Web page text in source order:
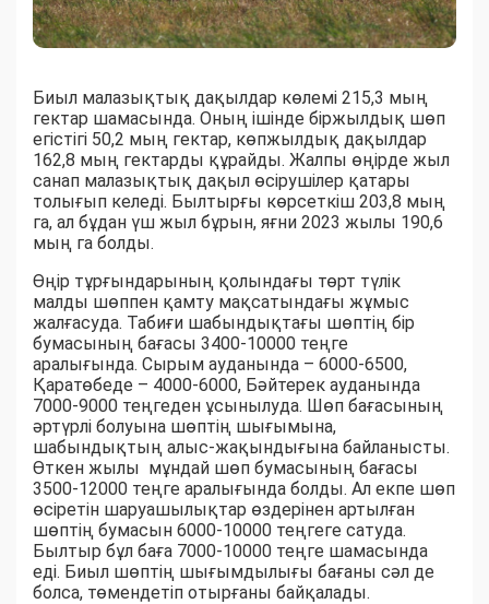
Биыл малазықтық дақылдар көлемі 215,3 мың
гектар шамасында. Оның ішінде біржылдық шөп
егістігі 50,2 мың гектар, көпжылдық дақылдар
162,8 мың гектарды құрайды. Жалпы өңірде жыл
санап малазықтық дақыл өсірушілер қатары
толығып келеді. Былтырғы көрсеткіш 203,8 мың
га, ал бұдан үш жыл бұрын, яғни 2023 жылы 190,6
мың га болды.
Өңір тұрғындарының қолындағы төрт түлік
малды шөппен қамту мақсатындағы жұмыс
жалғасуда. Табиғи шабындықтағы шөптің бір
бумасының бағасы 3400-10000 теңге
аралығында. Сырым ауданында – 6000-6500,
Қаратөбеде – 4000-6000, Бәйтерек ауданында
7000-9000 теңгеден ұсынылуда. Шөп бағасының
әртүрлі болуына шөптің шығымына,
шабындықтың алыс-жақындығына байланысты.
Өткен жылы мұндай шөп бумасының бағасы
3500-12000 теңге аралығында болды. Ал екпе шөп
өсіретін шаруашылықтар өздерінен артылған
шөптің бумасын 6000-10000 теңгеге сатуда.
Былтыр бұл баға 7000-10000 теңге шамасында
еді. Биыл шөптің шығымдылығы бағаны сәл де
болса, төмендетіп отырғаны байқалады.